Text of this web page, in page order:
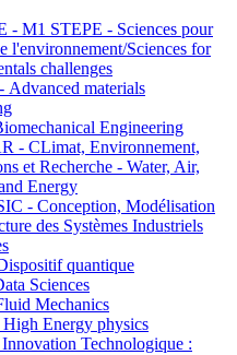
- M1 STEPE - Sciences pour
l'environnement/Sciences for
challenges
materials
Engineering
- CLimat, Environnement,
et Recherche - Water, Air,
Energy
- Conception, Modélisation
des Systèmes Industriels
quantique
Sciences
Mechanics
Energy physics
Technologique :